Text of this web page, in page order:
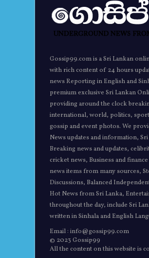
Gossip99.com is a Sri Lankan
with rich content of 24 hours
news Reporting in English and
premium exclusive Sri Lankan
providing around the clock
international, world, politics,
gossip and event photos. We
News updates and information,
Breaking news and updates,
cricket news, Business and
news items from many sources,
Discussions, Balanced
Hot News from Sri Lanka,
throughout the day, include Sri
written in Sinhala and English
Email : info@gossip99.com
© 2023 Gossip99
All the content on this website is